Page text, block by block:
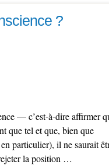
?
— c’est-à-dire affirmer
que tel et que, bien que
particulier), il ne saurait
la position …